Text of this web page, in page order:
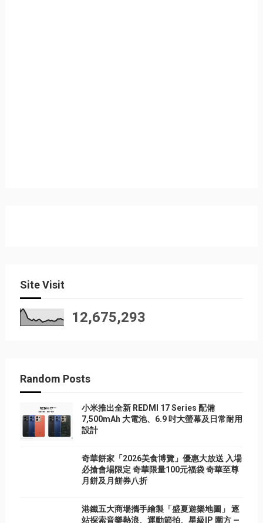
Site Visit
12,675,293
Random Posts
小米推出全新 REDMI 17 Series 配備
7,500mAh 大電池、6.9 吋大螢幕及日常耐用
設計
奇華餅家「2026美食博覽」優惠大放送 入場
必搶會場限定 奇華限量100元福袋 奇華至尊
月餅及月餅券八折
港鐵五大商場攜手繪製「盛夏遊樂地圖」 逐
站探索音樂熱浪、運動節拍、星級IP 圍方 —